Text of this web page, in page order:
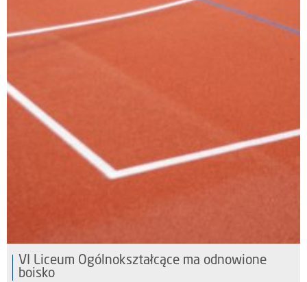
VI Liceum Ogólnokształcące ma odnowione
boisko